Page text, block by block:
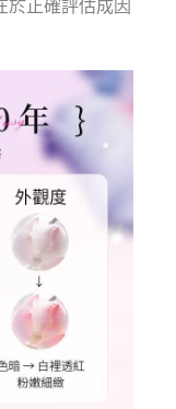
於正確評估成因